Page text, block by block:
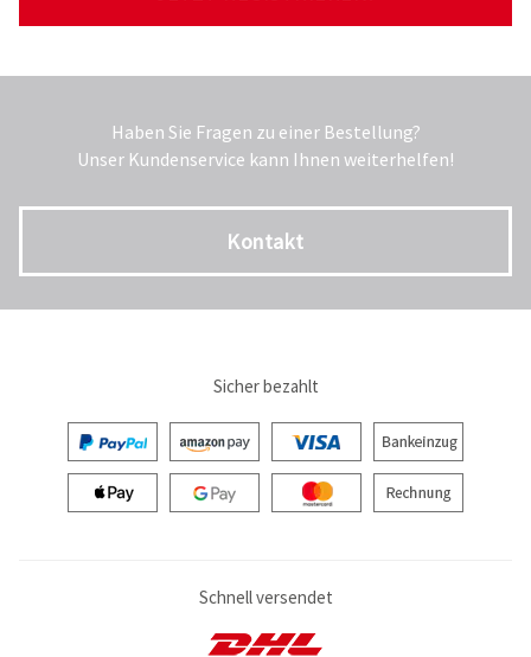
Haben Sie Fragen zu einer Bestellung?
Unser Kundenservice kann Ihnen weiterhelfen!
Kontakt
Sicher bezahlt
Schnell versendet